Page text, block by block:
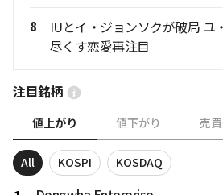
8
IUとイ・ジョンソクが破局 ユ
尽くす恋愛再注目
注目銘柄
値上がり 値下がり 売
All KOSPI KOSDAQ